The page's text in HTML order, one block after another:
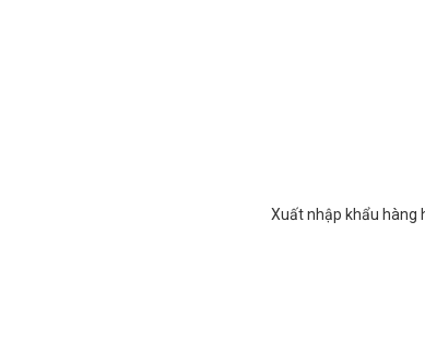
Xuất nhập khẩu hàng